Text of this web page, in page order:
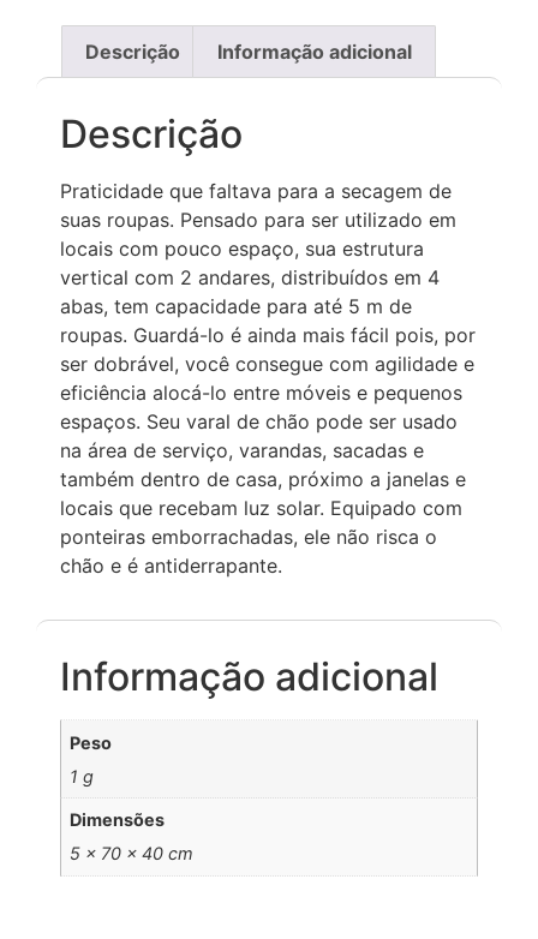
Descrição Informação adicional
Descrição
Praticidade que faltava para a secagem de
suas roupas. Pensado para ser utilizado em
locais com pouco espaço, sua estrutura
vertical com 2 andares, distribuídos em 4
abas, tem capacidade para até 5 m de
roupas. Guardá-lo é ainda mais fácil pois, por
ser dobrável, você consegue com agilidade e
eficiência alocá-lo entre móveis e pequenos
espaços. Seu varal de chão pode ser usado
na área de serviço, varandas, sacadas e
também dentro de casa, próximo a janelas e
locais que recebam luz solar. Equipado com
ponteiras emborrachadas, ele não risca o
chão e é antiderrapante.
Informação adicional
Peso
1 g
Dimensões
5 × 70 × 40 cm